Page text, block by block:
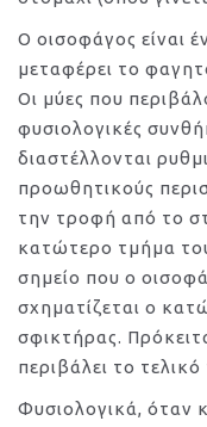
Ο οισοφάγος είναι
μεταφέρει το
Οι μύες που
φυσιολογικές
διαστέλλονται
προωθητικούς
την τροφή από το
κατώτερο τμήμα
σημείο που ο
σχηματίζεται ο
σφικτήρας.
περιβάλει το
Φυσιολογικά, όταν